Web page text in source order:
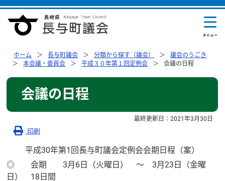
ホーム 長与町議会 分類から探す（議会）
議会のうごき
本会議・委員会
平成３０年第１回定例会 会議の日程
会議の日程
最終更新日：2021年3月30日
印刷
平成30年第1回長与町議会定例会会期日程（案）
◎ 会期 3月6日（火曜日） 〜 3月23日（金曜
日） 18日間